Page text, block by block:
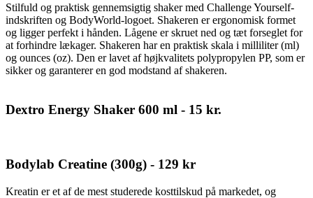
Stilfuld og praktisk gennemsigtig shaker med Challenge Yourself-
indskriften og BodyWorld-logoet. Shakeren er ergonomisk formet
og ligger perfekt i hånden. Lågene er skruet ned og tæt forseglet for
at forhindre lækager. Shakeren har en praktisk skala i milliliter (ml)
og ounces (oz). Den er lavet af højkvalitets polypropylen PP, som er
sikker og garanterer en god modstand af shakeren.
Dextro Energy Shaker 600 ml - 15 kr.
Bodylab Creatine (300g) - 129 kr
Kreatin er et af de mest studerede kosttilskud på markedet, og